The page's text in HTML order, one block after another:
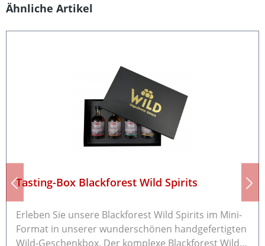
Produktgalerie überspringen
Ähnliche Artikel
Tasting-Box Blackforest Wild Spirits
Erleben Sie unsere Blackforest Wild Spirits im Mini-
Format in unserer wunderschönen handgefertigten
Wild-Geschenkbox. Der komplexe Blackforest Wild